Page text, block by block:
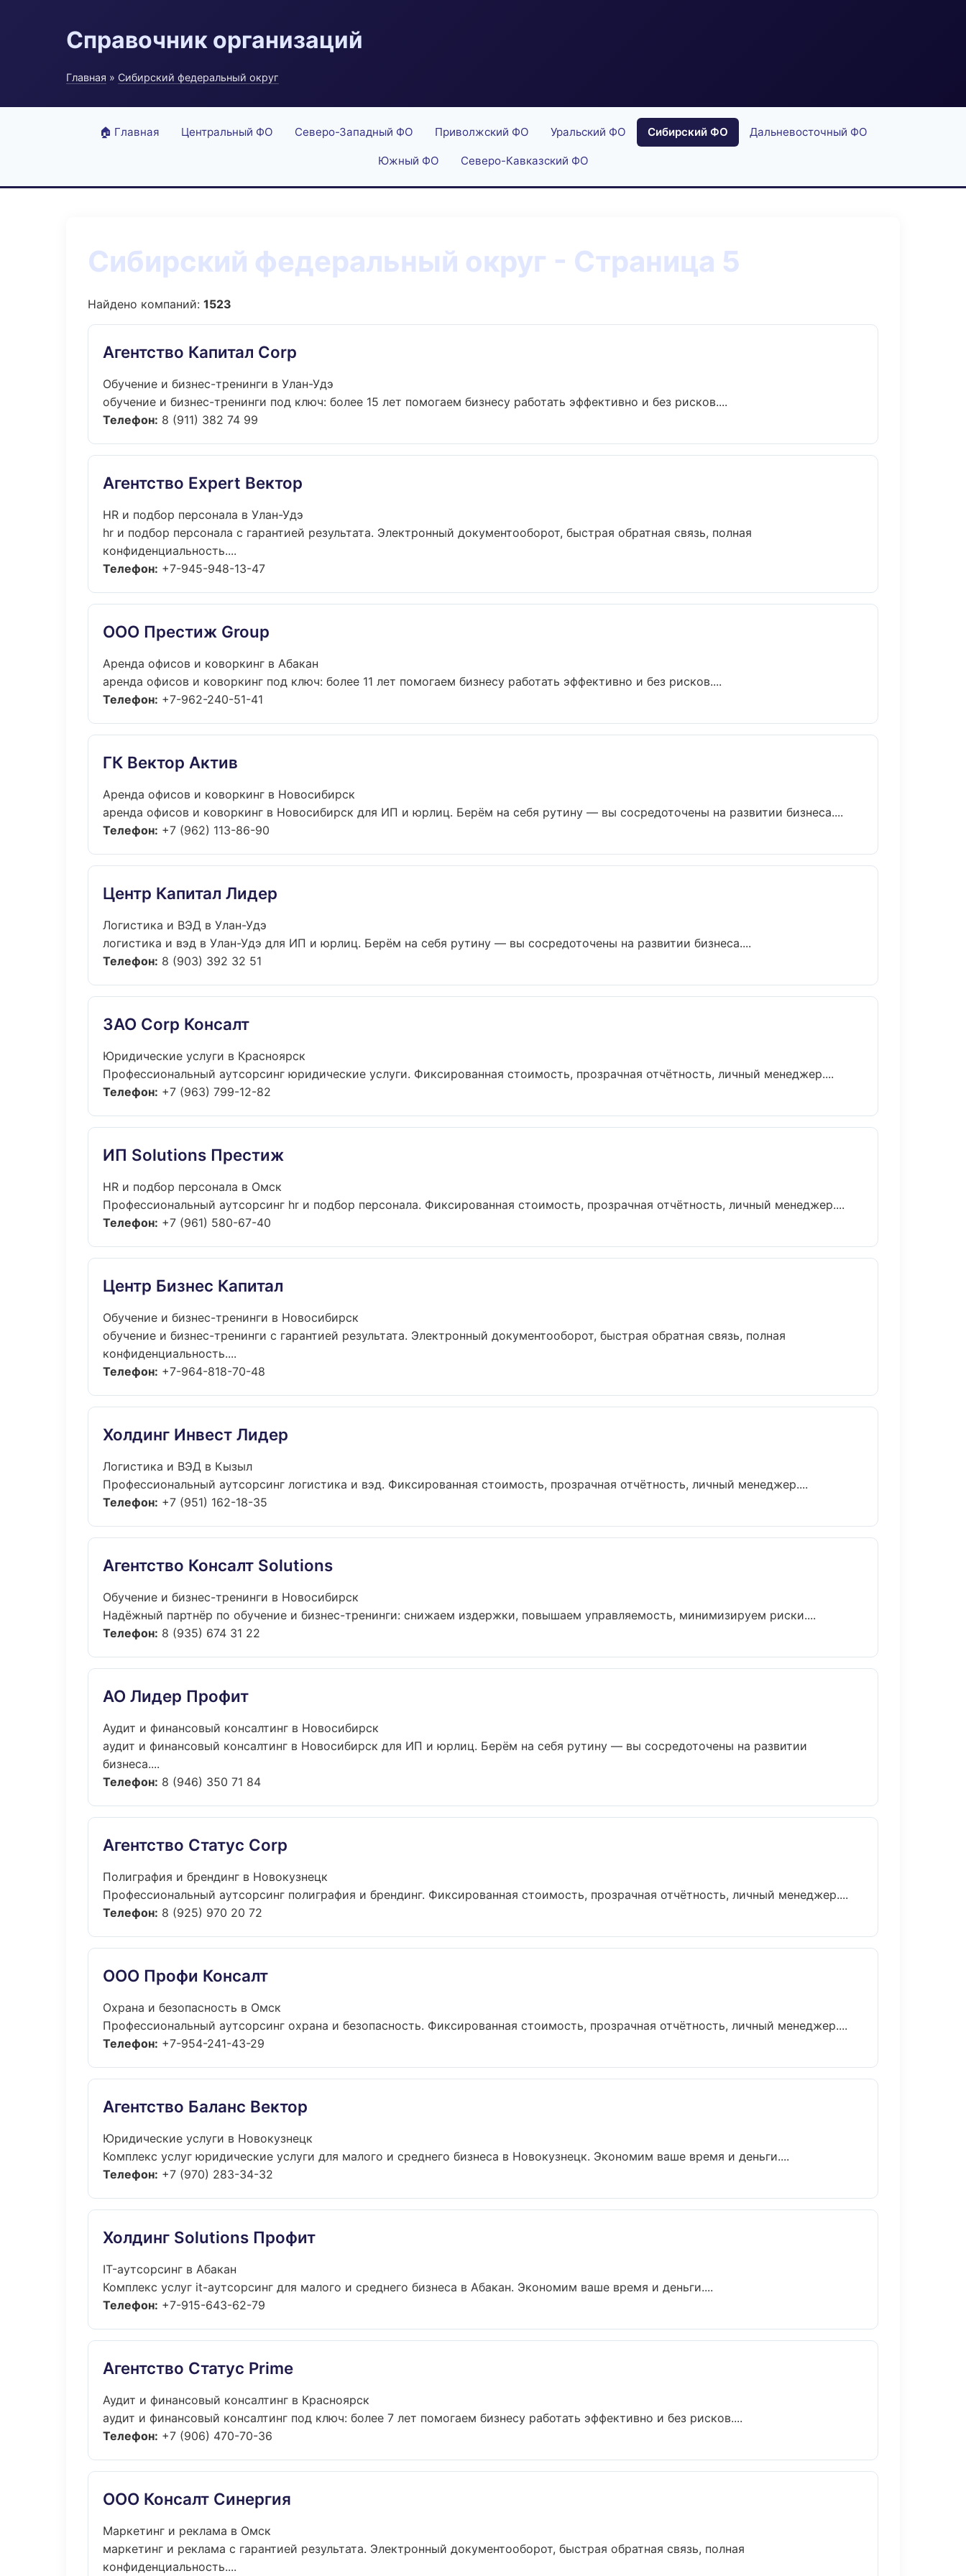
Справочник организаций
Главная » Сибирский федеральный округ
🏠 Главная Центральный ФО Северо-Западный ФО Приволжский ФО Уральский ФО Сибирский ФО Дальневосточный ФО
Южный ФО Северо-Кавказский ФО
Сибирский федеральный округ - Страница 5
Найдено компаний: 1523
Агентство Капитал Corp
Обучение и бизнес-тренинги в Улан-Удэ
обучение и бизнес-тренинги под ключ: более 15 лет помогаем бизнесу работать эффективно и без рисков....
Телефон: 8 (911) 382 74 99
Агентство Expert Вектор
HR и подбор персонала в Улан-Удэ
hr и подбор персонала с гарантией результата. Электронный документооборот, быстрая обратная связь, полная
конфиденциальность....
Телефон: +7-945-948-13-47
ООО Престиж Group
Аренда офисов и коворкинг в Абакан
аренда офисов и коворкинг под ключ: более 11 лет помогаем бизнесу работать эффективно и без рисков....
Телефон: +7-962-240-51-41
ГК Вектор Актив
Аренда офисов и коворкинг в Новосибирск
аренда офисов и коворкинг в Новосибирск для ИП и юрлиц. Берём на себя рутину — вы сосредоточены на развитии бизнеса....
Телефон: +7 (962) 113-86-90
Центр Капитал Лидер
Логистика и ВЭД в Улан-Удэ
логистика и вэд в Улан-Удэ для ИП и юрлиц. Берём на себя рутину — вы сосредоточены на развитии бизнеса....
Телефон: 8 (903) 392 32 51
ЗАО Corp Консалт
Юридические услуги в Красноярск
Профессиональный аутсорсинг юридические услуги. Фиксированная стоимость, прозрачная отчётность, личный менеджер....
Телефон: +7 (963) 799-12-82
ИП Solutions Престиж
HR и подбор персонала в Омск
Профессиональный аутсорсинг hr и подбор персонала. Фиксированная стоимость, прозрачная отчётность, личный менеджер....
Телефон: +7 (961) 580-67-40
Центр Бизнес Капитал
Обучение и бизнес-тренинги в Новосибирск
обучение и бизнес-тренинги с гарантией результата. Электронный документооборот, быстрая обратная связь, полная
конфиденциальность....
Телефон: +7-964-818-70-48
Холдинг Инвест Лидер
Логистика и ВЭД в Кызыл
Профессиональный аутсорсинг логистика и вэд. Фиксированная стоимость, прозрачная отчётность, личный менеджер....
Телефон: +7 (951) 162-18-35
Агентство Консалт Solutions
Обучение и бизнес-тренинги в Новосибирск
Надёжный партнёр по обучение и бизнес-тренинги: снижаем издержки, повышаем управляемость, минимизируем риски....
Телефон: 8 (935) 674 31 22
АО Лидер Профит
Аудит и финансовый консалтинг в Новосибирск
аудит и финансовый консалтинг в Новосибирск для ИП и юрлиц. Берём на себя рутину — вы сосредоточены на развитии
бизнеса....
Телефон: 8 (946) 350 71 84
Агентство Статус Corp
Полиграфия и брендинг в Новокузнецк
Профессиональный аутсорсинг полиграфия и брендинг. Фиксированная стоимость, прозрачная отчётность, личный менеджер....
Телефон: 8 (925) 970 20 72
ООО Профи Консалт
Охрана и безопасность в Омск
Профессиональный аутсорсинг охрана и безопасность. Фиксированная стоимость, прозрачная отчётность, личный менеджер....
Телефон: +7-954-241-43-29
Агентство Баланс Вектор
Юридические услуги в Новокузнецк
Комплекс услуг юридические услуги для малого и среднего бизнеса в Новокузнецк. Экономим ваше время и деньги....
Телефон: +7 (970) 283-34-32
Холдинг Solutions Профит
IT-аутсорсинг в Абакан
Комплекс услуг it-аутсорсинг для малого и среднего бизнеса в Абакан. Экономим ваше время и деньги....
Телефон: +7-915-643-62-79
Агентство Статус Prime
Аудит и финансовый консалтинг в Красноярск
аудит и финансовый консалтинг под ключ: более 7 лет помогаем бизнесу работать эффективно и без рисков....
Телефон: +7 (906) 470-70-36
ООО Консалт Синергия
Маркетинг и реклама в Омск
маркетинг и реклама с гарантией результата. Электронный документооборот, быстрая обратная связь, полная
конфиденциальность....